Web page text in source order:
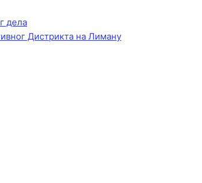
дела
Дистрикта на Лиману